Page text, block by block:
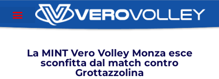
La MINT Vero Volley Monza esce
sconfitta dal match contro
Grottazzolina